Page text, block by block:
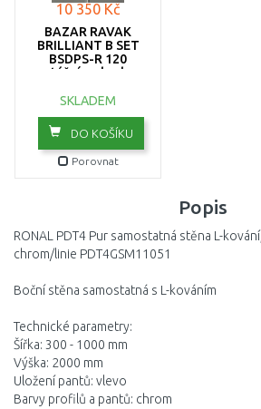
10 350 Kč
BAZAR RAVAK
BRILLIANT B SET
BSDPS-R 120
montážní sada chrom
POŠKOZENÝ OBAL!!
SKLADEM
DO KOŠÍKU
Porovnat
Popis
RONAL PDT4 Pur samostatná stěna L-
chrom/linie PDT4GSM11051
Boční stěna samostatná s L-kováním
Technické parametry:
Šířka: 300 - 1000 mm
Výška: 2000 mm
Uložení pantů: vlevo
Barvy profilů a pantů: chrom